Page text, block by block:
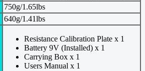
750g/1.65lbs
640g/1.41lbs
Resistance Calibration Plate x 1
Battery 9V (Installed) x 1
Carrying Box x 1
Users Manual x 1